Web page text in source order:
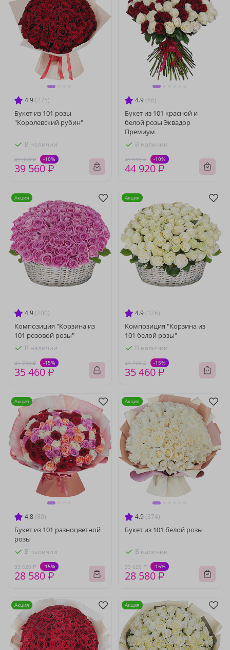
4.9 (275)
Букет из 101 розы
"Королевский рубин"
В наличии
43 860 ₽ -10%
39 560 ₽
4.9 (66)
Букет из 101 красной и
белой розы Эквадор
Премиум
В наличии
49 910 ₽ -10%
44 920 ₽
4.9 (200)
Композиция "Корзина из
101 розовой розы"
В наличии
41 720 ₽ -15%
35 460 ₽
Акция
4.9 (126)
Композиция "Корзина из
101 белой розы"
В наличии
41 720 ₽ -15%
35 460 ₽
Акция
4.8 (80)
Букет из 101 разноцветной
розы
В наличии
33 620 ₽ -15%
28 580 ₽
Акция
4.9 (374)
Букет из 101 белой розы
В наличии
33 620 ₽ -15%
28 580 ₽
Акция
Акция Акция